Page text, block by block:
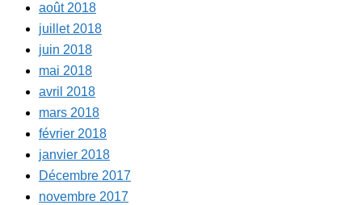
août 2018
juillet 2018
juin 2018
mai 2018
avril 2018
mars 2018
février 2018
janvier 2018
Décembre 2017
novembre 2017